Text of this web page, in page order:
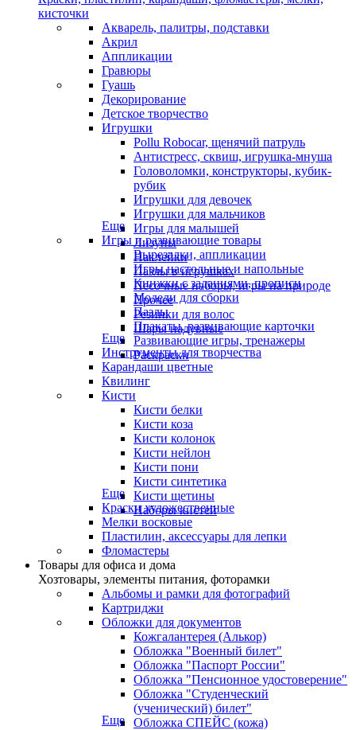
кисточки
Акварель, палитры, подставки
Акрил
Аппликации
Гравюры
Гуашь
Декорирование
Детское творчество
Игрушки
Pollu Robocar, щенячий патруль
Антистресс, сквиш, игрушка-мнуша
Головоломки, конструкторы, кубик-
рубик
Игрушки для девочек
Игрушки для мальчиков
Игры для малышей
Лизуны
Наклейки
Пазлы в игрушках
Песочные наборы, игры на природе
Прочее
Резинки для волос
Шары надувные
Еще
Игры и развивающие товары
Вырезалки, аппликации
Игры настольные и напольные
Книжки с заданиями, прописи
Модели для сборки
Пазлы
Плакаты, развивающие карточки
Развивающие игры, тренажеры
Раскраски
Еще
Инструменты для творчества
Карандаши цветные
Квилинг
Кисти
Кисти белки
Кисти коза
Кисти колонок
Кисти нейлон
Кисти пони
Кисти синтетика
Кисти щетины
Наборы кистей
Еще
Краски художественные
Мелки восковые
Пластилин, аксессуары для лепки
Фломастеры
Товары для офиса и дома
Хозтовары, элементы питания, фоторамки
Альбомы и рамки для фотографий
Картриджи
Обложки для документов
Кожгалантерея (Алькор)
Обложка "Военный билет"
Обложка "Паспорт России"
Обложка "Пенсионное удостоверение"
Обложка "Студенческий
(ученический) билет"
Обложка СПЕЙС (кожа)
Еще